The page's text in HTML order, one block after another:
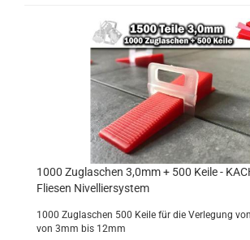
1000 Zuglaschen 3,0mm + 500 Keile -
Fliesen Nivelliersystem
1000 Zuglaschen 500 Keile für die Verlegung
von 3mm bis 12mm